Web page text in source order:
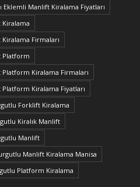
Eklemli Manlift Kiralama Fiyatları
Kiralama
Firmaları
Platform
Kiralama Firmaları
Kiralama Fiyatları
Forklift Kiralama
Kiralık Manlift
Manlift
Manlift Kiralama Manisa
Platform Kiralama